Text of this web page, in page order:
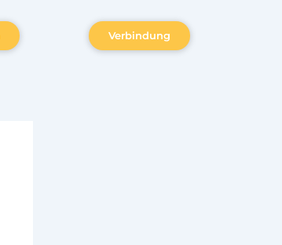
Verbindung